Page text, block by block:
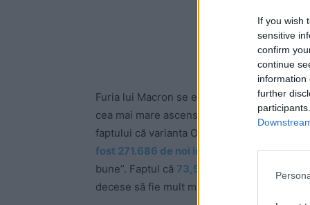
If you wish
sensitive
confirm
continue
information
further
Furia lui Macron se explică, în bună
cea mai mare ascensiune a numărului de
faptului că varianta Omicron a Covid e cu
fost 271.686 de noi infectări
– trebuie
bune”. Faptul că 73,5% dintre oameni sunt
decese să fie mult mai mic decât în valurile